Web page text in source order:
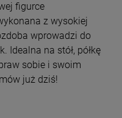
figurce
z wysokiej
wprowadzi do
Idealna na stół, półkę
sobie i swoim
już dziś!